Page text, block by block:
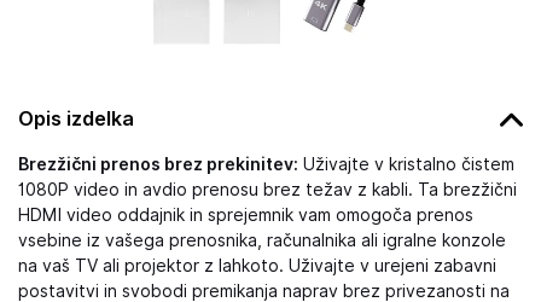
Opis izdelka
Brezžični prenos brez prekinitev: Uživajte v kristalno čistem
1080P video in avdio prenosu brez težav z kabli. Ta brezžični
HDMI video oddajnik in sprejemnik vam omogoča prenos
vsebine iz vašega prenosnika, računalnika ali igralne konzole
na vaš TV ali projektor z lahkoto. Uživajte v urejeni zabavni
postavitvi in svobodi premikanja naprav brez privezanosti na